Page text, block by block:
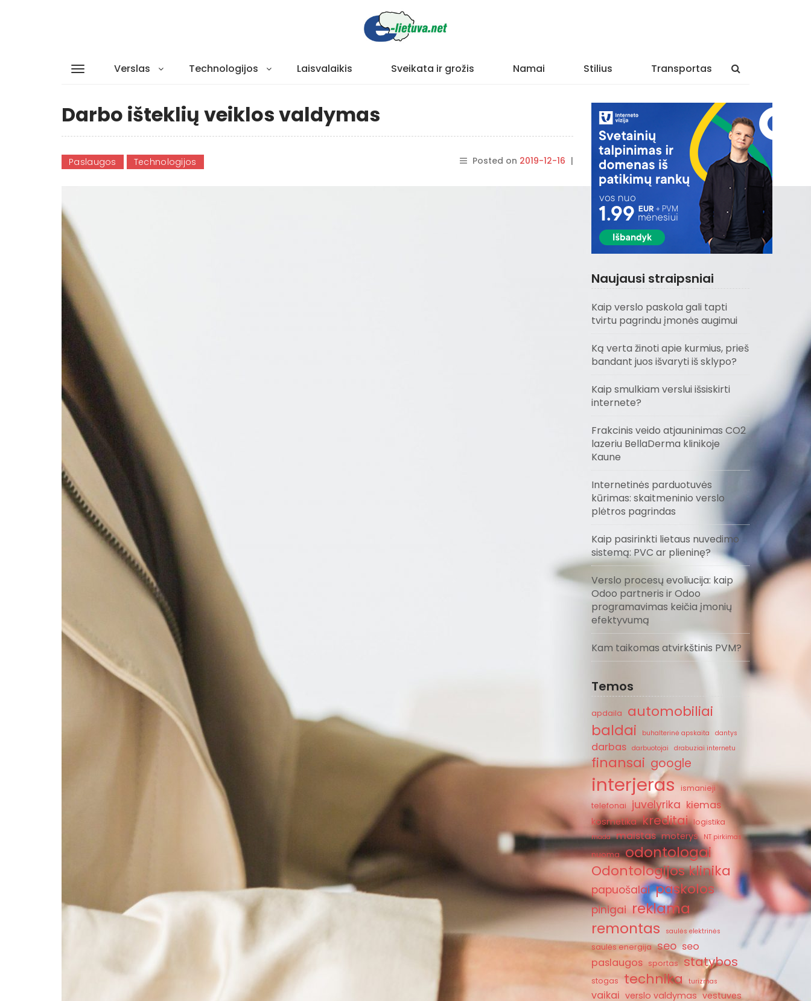
Verslas Technologijos Laisvalaikis Sveikata ir grožis Namai Stilius Transportas
Darbo išteklių veiklos valdymas
Paslaugos Technologijos Posted on 2019-12-16 |
rasytojas
Naujausi straipsniai
Kaip verslo paskola gali tapti
tvirtu pagrindu įmonės augimui
Ką verta žinoti apie kurmius, prieš
bandant juos išvaryti iš sklypo?
Kaip smulkiam verslui išsiskirti
internete?
Frakcinis veido atjauninimas CO2
lazeriu BellaDerma klinikoje
Kaune
Internetinės parduotuvės
kūrimas: skaitmeninio verslo
plėtros pagrindas
Kaip pasirinkti lietaus nuvedimo
sistemą: PVC ar plieninę?
Verslo procesų evoliucija: kaip
Odoo partneris ir Odoo
programavimas keičia įmonių
efektyvumą
Kam taikomas atvirkštinis PVM?
Temos
apdaila automobiliai
baldai buhalterinė apskaita dantys
darbas darbuotojai drabuziai internetu
finansai google
interjeras
ismanieji
telefonai juvelyrika kiemas
kosmetika kreditai logistika
mada maistas moterys NT pirkimas
nuoma odontologai
Odontologijos klinika
papuošalai paskolos
pinigai reklama
remontas
saulės elektrinės
saulės energija seo seo
paslaugos sportas statybos
stogas technika turizmas
vaikai verslo valdymas vestuves